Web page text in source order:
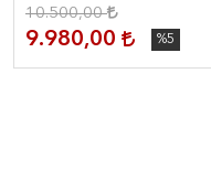
10.500,00
9.980,00 %5